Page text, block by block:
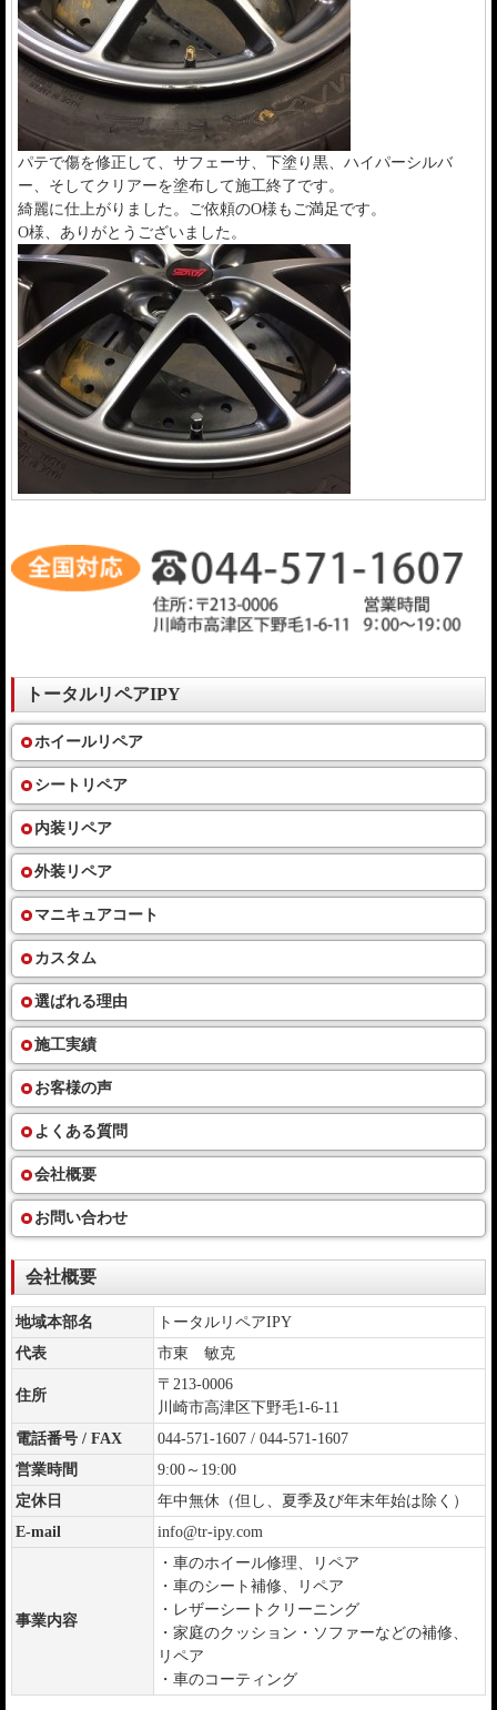
パテで傷を修正して、サフェーサ、下塗り黒、ハイパーシルバ
ー、そしてクリアーを塗布して施工終了です。
綺麗に仕上がりました。ご依頼のO様もご満足です。
O様、ありがとうございました。
トータルリペアIPY
ホイールリペア
シートリペア
内装リペア
外装リペア
マニキュアコート
カスタム
選ばれる理由
施工実績
お客様の声
よくある質問
会社概要
お問い合わせ
会社概要
地域本部名
トータルリペアIPY
代表
市東 敏克
住所
〒213-0006
川崎市高津区下野毛1-6-11
電話番号 / FAX
044-571-1607 / 044-571-1607
営業時間
9:00～19:00
定休日
年中無休（但し、夏季及び年末年始は除く）
E-mail
info@tr-ipy.com
事業内容
・車のホイール修理、リペア
・車のシート補修、リペア
・レザーシートクリーニング
・家庭のクッション・ソファーなどの補修、
リペア
・車のコーティング